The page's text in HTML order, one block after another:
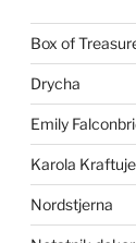
Box of
Drycha
Emily
Karola Kraftuje
Nordstjerna